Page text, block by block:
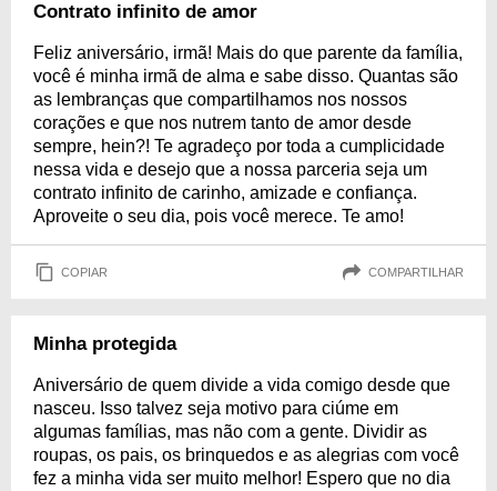
Contrato infinito de amor
Feliz aniversário, irmã! Mais do que parente da família,
você é minha irmã de alma e sabe disso. Quantas são
as lembranças que compartilhamos nos nossos
corações e que nos nutrem tanto de amor desde
sempre, hein?! Te agradeço por toda a cumplicidade
nessa vida e desejo que a nossa parceria seja um
contrato infinito de carinho, amizade e confiança.
Aproveite o seu dia, pois você merece. Te amo!
COPIAR COMPARTILHAR
Minha protegida
Aniversário de quem divide a vida comigo desde que
nasceu. Isso talvez seja motivo para ciúme em
algumas famílias, mas não com a gente. Dividir as
roupas, os pais, os brinquedos e as alegrias com você
fez a minha vida ser muito melhor! Espero que no dia